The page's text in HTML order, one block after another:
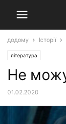
додому Історії
література
Не
01.02.2020